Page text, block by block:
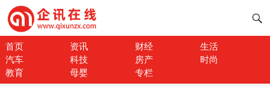
首页 资讯 财经
生活
汽车
科技 房产
时尚
教育
母婴 专栏